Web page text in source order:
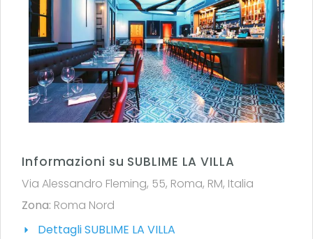
Informazioni su SUBLIME LA VILLA
Via Alessandro Fleming, 55, Roma, RM, Italia
Zona: Roma Nord
Dettagli SUBLIME LA VILLA